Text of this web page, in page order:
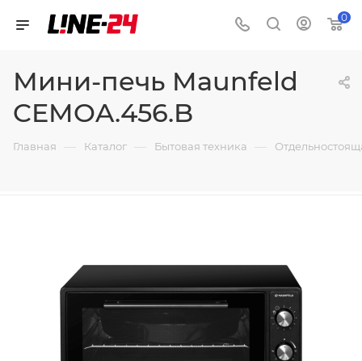
0
Мини-печь Maunfeld
CEMOA.456.B
Главная — Каталог — Бытовая техника —